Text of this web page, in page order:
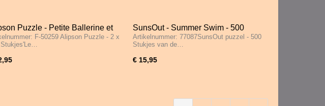
Puzzle - Petite Ballerine et
Romantique - 2 x 500 Stukjes
F-50259 Alipson Puzzle - 2 x
SunsOut - Summer Swim - 500
Stukjes
Artikelnummer: 77087SunsOut puzzel - 500
Stukjes van de…
€ 15,95